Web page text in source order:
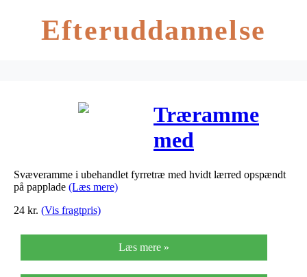
Efteruddannelse
Træramme
med
malerplade,
dybde 1,5 cm,
hvid, Plade
Svæveramme i ubehandlet fyrretræ med hvidt lærred opspændt
på papplade (Læs mere)
24 kr. (Vis fragtpris)
Læs mere »